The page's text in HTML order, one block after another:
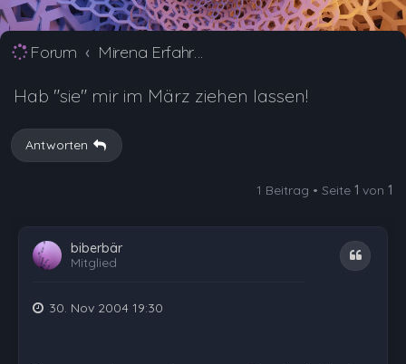
Forum Mirena Erfahrungsberichte und Nebenwirkungen
Hab "sie" mir im März ziehen lassen!
Antworten
1 Beitrag • Seite 1 von 1
biberbär
Mitglied
Zitat
30. Nov 2004 19:30